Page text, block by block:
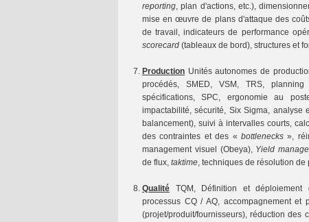
reporting, plan d'actions, etc.),
mise en œuvre de plans d'attaque des
de travail, indicateurs de performance
scorecard (tableaux de bord), structures et
Production Unités autonomes de
procédés, SMED, VSM, TRS,
spécifications, SPC, ergonomie au
impactabilité, sécurité, Six Sigma, analyse
balancement), suivi à intervalles courts,
des contraintes et des « bottlenecks »,
management visuel (Obeya), Yield
de flux, taktime, techniques de résolution de
Qualité TQM, Définition et déploiement
processus CQ / AQ, accompagnement
(projet/produit/fournisseurs), réduction des